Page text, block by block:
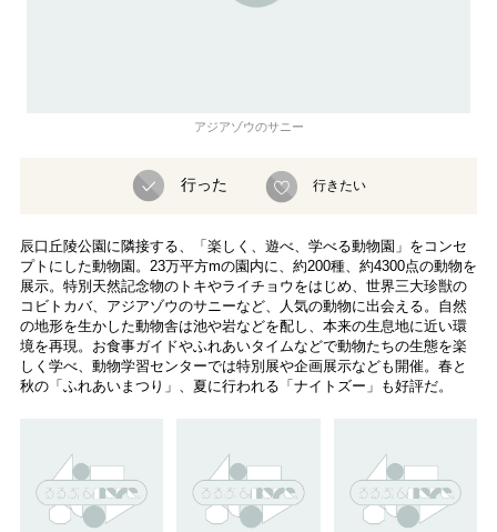
アジアゾウのサニー
行った 行きたい
辰口丘陵公園に隣接する、「楽しく、遊べ、学べる動物園」をコンセ
プトにした動物園。23万平方mの園内に、約200種、約4300点の動物を
展示。特別天然記念物のトキやライチョウをはじめ、世界三大珍獣の
コビトカバ、アジアゾウのサニーなど、人気の動物に出会える。自然
の地形を生かした動物舎は池や岩などを配し、本来の生息地に近い環
境を再現。お食事ガイドやふれあいタイムなどで動物たちの生態を楽
しく学べ、動物学習センターでは特別展や企画展示なども開催。春と
秋の「ふれあいまつり」、夏に行われる「ナイトズー」も好評だ。